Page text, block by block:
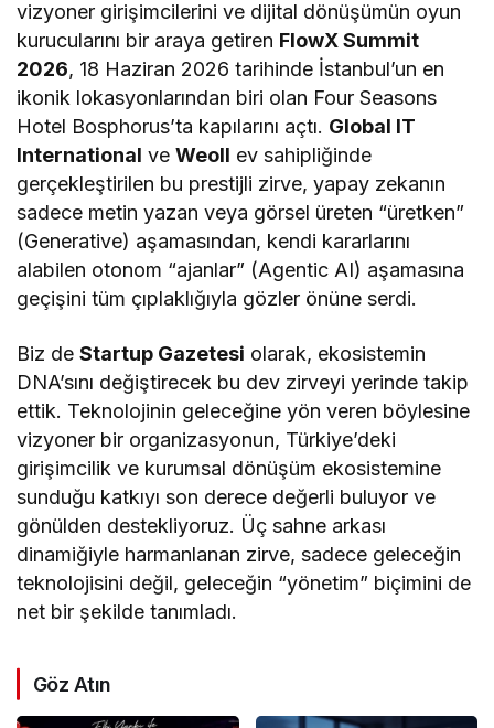
vizyoner girişimcilerini ve dijital dönüşümün oyun
kurucularını bir araya getiren FlowX Summit
2026, 18 Haziran 2026 tarihinde İstanbul’un en
ikonik lokasyonlarından biri olan Four Seasons
Hotel Bosphorus’ta kapılarını açtı. Global IT
International veWeoll ev sahipliğinde
gerçekleştirilen bu prestijli zirve, yapay zekanın
sadece metin yazan veya görsel üreten “üretken”
(Generative) aşamasından, kendi kararlarını
alabilen otonom “ajanlar” (Agentic AI) aşamasına
geçişini tüm çıplaklığıyla gözler önüne serdi.
Biz deStartup Gazetesi olarak, ekosistemin
DNA’sını değiştirecek bu dev zirveyi yerinde takip
ettik. Teknolojinin geleceğine yön veren böylesine
vizyoner bir organizasyonun, Türkiye’deki
girişimcilik ve kurumsal dönüşüm ekosistemine
sunduğu katkıyı son derece değerli buluyor ve
gönülden destekliyoruz. Üç sahne arkası
dinamiğiyle harmanlanan zirve, sadece geleceğin
teknolojisini değil, geleceğin “yönetim” biçimini de
net bir şekilde tanımladı.
Göz Atın